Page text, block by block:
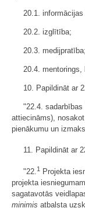
20.1.
20.2. izglītība;
20.3. medijpratība;
20.4. mentorings,
10. Papildināt ar
"22.4. sadarbības
attiecināms),
pienākumu un
11. Papildināt ar
"22. 1
Projekta
projekta
sagatavotās
minimis atbalsta